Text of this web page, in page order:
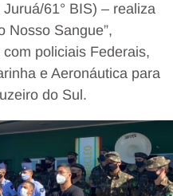
61° BIS) – realiza
Nosso Sangue”,
policiais Federais,
e Aeronáutica para
do Sul.